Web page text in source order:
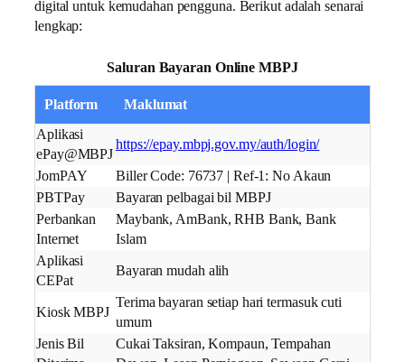
digital untuk kemudahan pengguna. Berikut adalah senarai
lengkap:
Saluran Bayaran Online MBPJ
Platform
Maklumat
Aplikasi
ePay@MBPJ
https://epay.mbpj.gov.my/auth/login/
JomPAY
Biller Code: 76737 | Ref-1: No Akaun
PBTPay
Bayaran pelbagai bil MBPJ
Perbankan
Internet
Maybank, AmBank, RHB Bank, Bank
Islam
Aplikasi
CEPat
Bayaran mudah alih
Kiosk MBPJ
Terima bayaran setiap hari termasuk cuti
umum
Jenis Bil
Cukai Taksiran, Kompaun, Tempahan